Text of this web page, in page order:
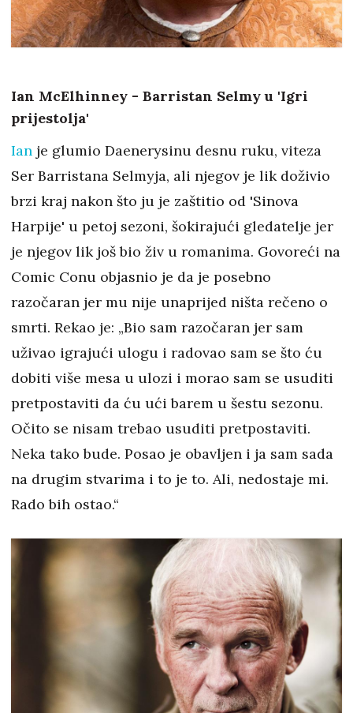
Ian McElhinney - Barristan Selmy u 'Igri
prijestolja'
Ian je glumio Daenerysinu desnu ruku, viteza
Ser Barristana Selmyja, ali njegov je lik doživio
brzi kraj nakon što ju je zaštitio od 'Sinova
Harpije' u petoj sezoni, šokirajući gledatelje jer
je njegov lik još bio živ u romanima. Govoreći na
Comic Conu objasnio je da je posebno
razočaran jer mu nije unaprijed ništa rečeno o
smrti. Rekao je: „Bio sam razočaran jer sam
uživao igrajući ulogu i radovao sam se što ću
dobiti više mesa u ulozi i morao sam se usuditi
pretpostaviti da ću ući barem u šestu sezonu.
Očito se nisam trebao usuditi pretpostaviti.
Neka tako bude. Posao je obavljen i ja sam sada
na drugim stvarima i to je to. Ali, nedostaje mi.
Rado bih ostao.“